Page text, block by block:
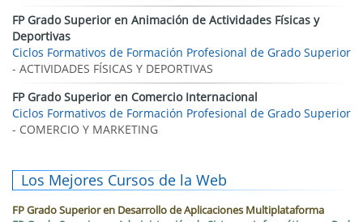
FP Grado Superior en Animación de Actividades Físicas y
Deportivas
Ciclos Formativos de Formación Profesional de Grado Superior
- ACTIVIDADES FÍSICAS Y DEPORTIVAS
FP Grado Superior en Comercio Internacional
Ciclos Formativos de Formación Profesional de Grado Superior
- COMERCIO Y MARKETING
Los Mejores Cursos de la Web
FP Grado Superior en Desarrollo de Aplicaciones Multiplataforma